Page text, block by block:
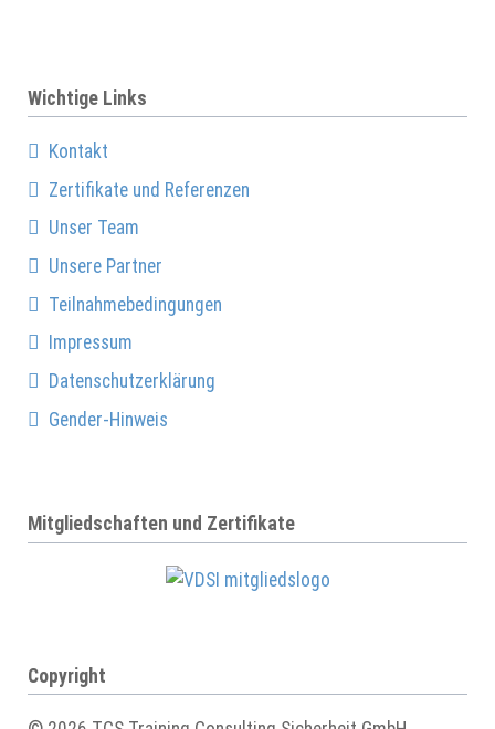
Wichtige Links
Kontakt
Zertifikate und Referenzen
Unser Team
Unsere Partner
Teilnahmebedingungen
Impressum
Datenschutzerklärung
Gender-Hinweis
Mitgliedschaften und Zertifikate
Copyright